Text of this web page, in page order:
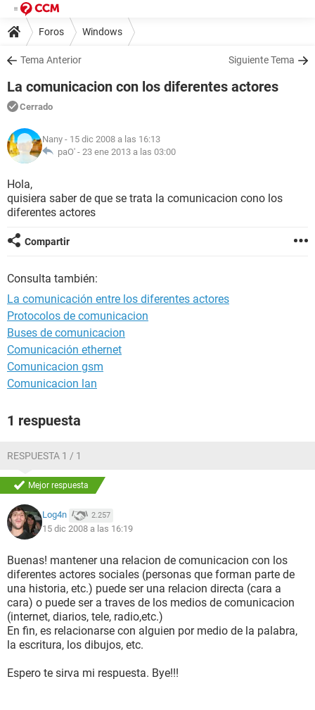
Foros Windows
Tema Anterior Siguiente Tema
La comunicacion con los diferentes actores
Cerrado
Nany - 15 dic 2008 a las 16:13
paO' - 23 ene 2013 a las 03:00
Hola,
quisiera saber de que se trata la comunicacion cono los
diferentes actores
Compartir
Consulta también:
La comunicación entre los diferentes actores
Protocolos de comunicacion
Buses de comunicacion
Comunicación ethernet
Comunicacion gsm
Comunicacion lan
1 respuesta
RESPUESTA 1 / 1
Mejor respuesta
Log4n 2.257
15 dic 2008 a las 16:19
Buenas! mantener una relacion de comunicacion con los
diferentes actores sociales (personas que forman parte de
una historia, etc.) puede ser una relacion directa (cara a
cara) o puede ser a traves de los medios de comunicacion
(internet, diarios, tele, radio,etc.)
En fin, es relacionarse con alguien por medio de la palabra,
la escritura, los dibujos, etc.
Espero te sirva mi respuesta. Bye!!!